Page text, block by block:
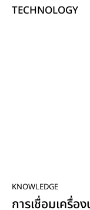
TECHNOLOGY
KNOWLEDGE
การเชื่อมเครื่อ